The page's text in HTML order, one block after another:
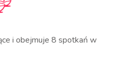
i obejmuje 8 spotkań w